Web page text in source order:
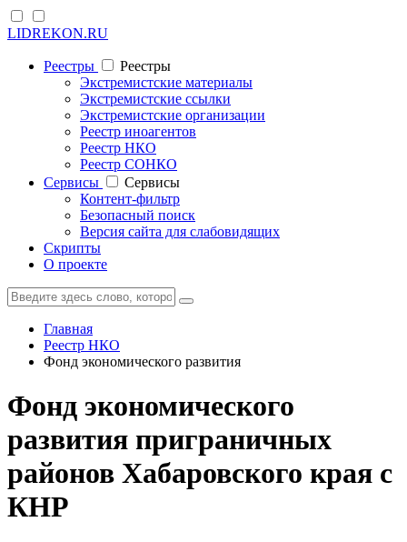
LIDREKON.RU
Реестры
Реестры
Экстремистские материалы
Экстремистские ссылки
Экстремистские организации
Реестр иноагентов
Реестр НКО
Реестр СОНКО
Cервисы
Cервисы
Контент-фильтр
Безопасный поиск
Версия сайта для слабовидящих
Скрипты
О проекте
Главная
Реестр НКО
Фонд экономического развития
Фонд экономического
развития приграничных
районов Хабаровского края с
КНР